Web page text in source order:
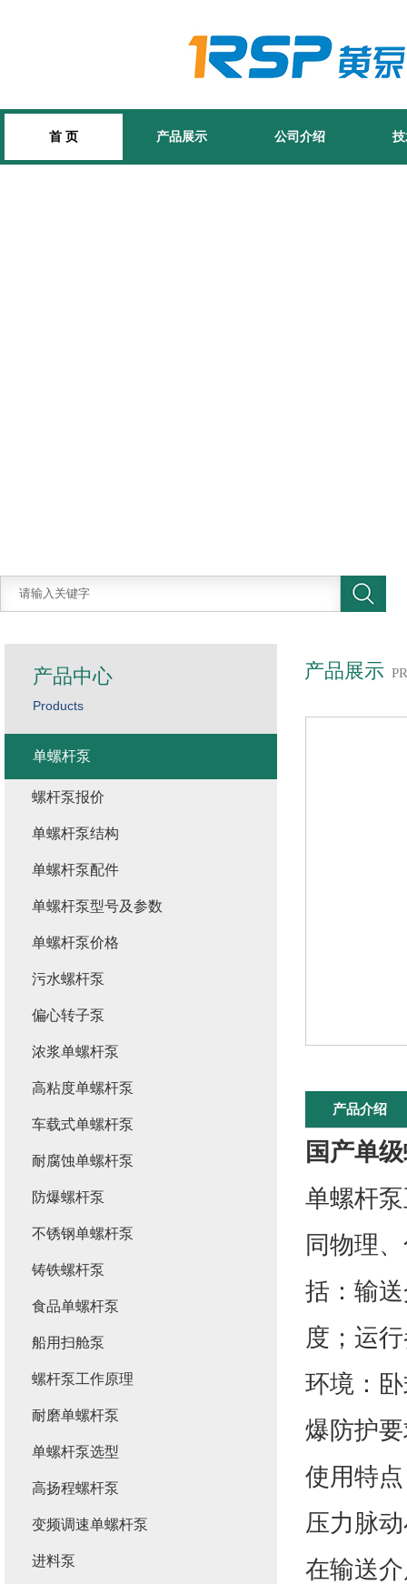
首 页 产品展示 公司介绍
产品展示
产品介绍
国产单
单螺杆
同物理
括：输
度；运
环境：
爆防护
使用特
压力脉
在输送
产品中心
Products
单螺杆泵
螺杆泵报价
单螺杆泵结构
单螺杆泵配件
单螺杆泵型号及参数
单螺杆泵价格
污水螺杆泵
偏心转子泵
浓浆单螺杆泵
高粘度单螺杆泵
车载式单螺杆泵
耐腐蚀单螺杆泵
防爆螺杆泵
不锈钢单螺杆泵
铸铁螺杆泵
食品单螺杆泵
船用扫舱泵
螺杆泵工作原理
耐磨单螺杆泵
单螺杆泵选型
高扬程螺杆泵
变频调速单螺杆泵
进料泵